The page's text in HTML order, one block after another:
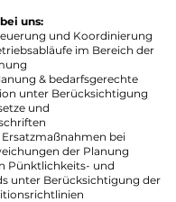
uns:
und Koordinierung
im Bereich der
& bedarfsgerechte
unter Berücksichtigung
und
bei
der Planung
Pünktlichkeits- und
unter Berücksichtigung der